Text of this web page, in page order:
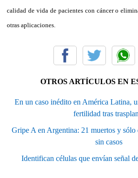
calidad de vida de pacientes con cáncer o
otras aplicaciones.
OTROS ARTÍCULOS EN
En un caso inédito en América Latina,
fertilidad tras
Gripe A en Argentina: 21 muertos y sólo
sin casos
Identifican células que envían señal